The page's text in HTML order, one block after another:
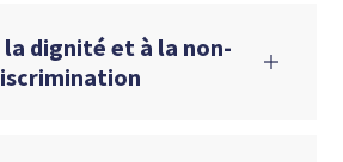
dignité et à la non-